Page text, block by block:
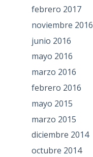
febrero 2017
noviembre 2016
junio 2016
mayo 2016
marzo 2016
febrero 2016
mayo 2015
marzo 2015
diciembre 2014
octubre 2014